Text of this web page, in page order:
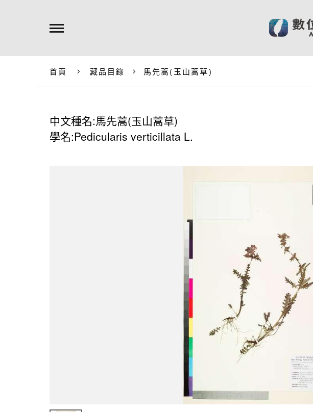
首頁 藏品目錄 馬先蒿(玉山蒿草)
中文種名:馬先蒿(玉山蒿草)
學名:Pedicularis verticillata L.